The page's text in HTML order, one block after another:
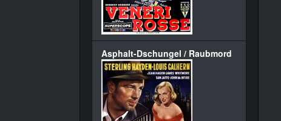
Asphalt-Dschungel / Raubmord